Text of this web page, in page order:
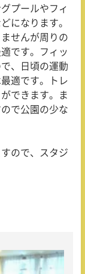
プールやフィ
になります。
せんが周りの
です。フィッ
、日頃の運動
適です。トレ
できます。ま
で公園の少な
ので、スタジ